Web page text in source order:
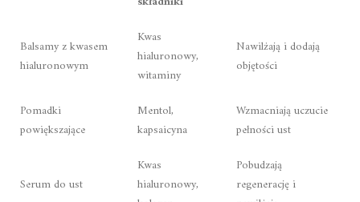
Balsamy z kwasem
hialuronowym
Kwas
hialuronowy,
witaminy
Nawilżają i dodają
objętości
Pomadki
powiększające
Mentol,
kapsaicyna
Wzmacniają uczucie
pełności ust
Serum do ust
Kwas
hialuronowy,
Pobudzają
regenerację i